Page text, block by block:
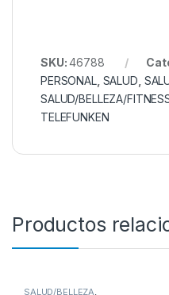
SKU:46788
PERSONAL, SALUD
SALUD/BELLEZA/
TELEFUNKEN
Productos
SALUD/BELLEZA